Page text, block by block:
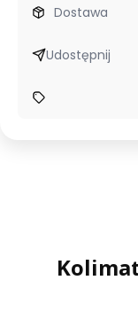
Dostawa
Udostępnij